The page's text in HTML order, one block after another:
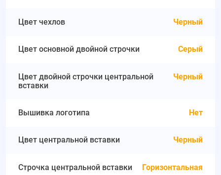
Цвет чехлов Черный
Цвет основной двойной строчки Серый
Цвет двойной строчки центральной
вставки
Черный
Вышивка логотипа Нет
Цвет центральной вставки Черный
Строчка центральной вставки Горизонтальная